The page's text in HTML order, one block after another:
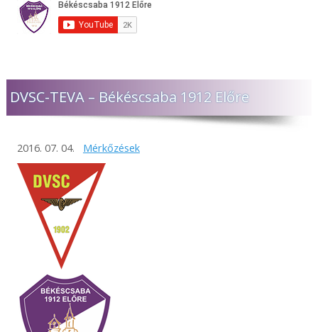
DVSC-TEVA – Békéscsaba 1912 Előre
2016. 07. 04. Mérkőzések